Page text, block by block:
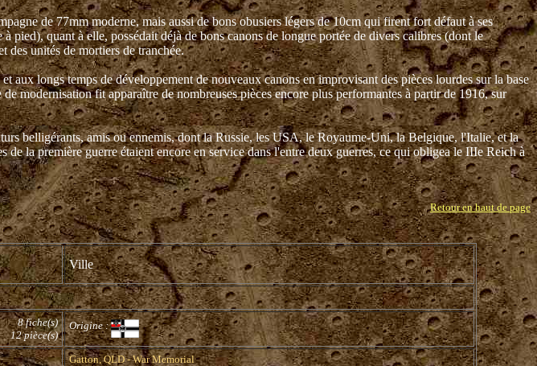
de 77mm moderne, mais aussi de bons obusiers légers de 10cm qui firent fort défaut à ses
quant à elle, possédait déjà de bons canons de longue portée de divers calibres (dont le
des unités de mortiers de tranchée.
longs temps de développement de nouveaux canons en improvisant des pièces lourdes sur la base
modernisation fit apparaître de nombreuses pièces encore plus performantes à partir de 1916, sur
belligérants, amis ou ennemis, dont la Russie, les USA, le Royaume-Uni, la Belgique, l'Italie, et la
la première guerre étaient encore en service dans l'entre deux guerres, ce qui obligea le IIIe Reich à
Retour en haut de page
Ville
8 fiche(s)
12 pièce(s)
Origine :
Gatton, QLD - War Memorial